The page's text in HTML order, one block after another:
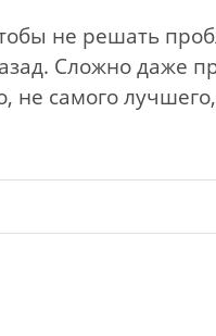
не решать
Сложно даже
не самого